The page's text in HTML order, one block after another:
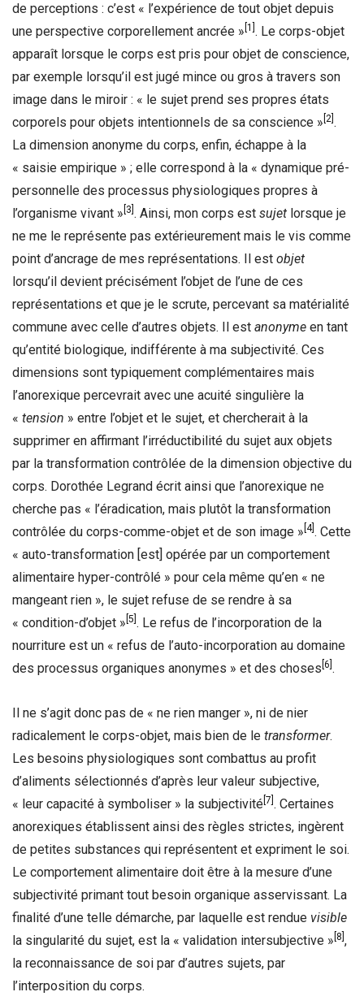
de perceptions : c’est « l’expérience de tout objet depuis
une perspective corporellement ancrée » [1] . Le corps-objet
apparaît lorsque le corps est pris pour objet de conscience,
par exemple lorsqu’il est jugé mince ou gros à travers son
image dans le miroir : « le sujet prend ses propres états
corporels pour objets intentionnels de sa conscience » [2] .
La dimension anonyme du corps, enfin, échappe à la
« saisie empirique » ; elle correspond à la « dynamique pré-
personnelle des processus physiologiques propres à
l’organisme vivant » [3] . Ainsi, mon corps est sujet lorsque je
ne me le représente pas extérieurement mais le vis comme
point d’ancrage de mes représentations. Il est objet
lorsqu’il devient précisément l’objet de l’une de ces
représentations et que je le scrute, percevant sa matérialité
commune avec celle d’autres objets. Il est anonyme en tant
qu’entité biologique, indifférente à ma subjectivité. Ces
dimensions sont typiquement complémentaires mais
l’anorexique percevrait avec une acuité singulière la
« tension » entre l’objet et le sujet, et chercherait à la
supprimer en affirmant l’irréductibilité du sujet aux objets
par la transformation contrôlée de la dimension objective du
corps. Dorothée Legrand écrit ainsi que l’anorexique ne
cherche pas « l’éradication, mais plutôt la transformation
contrôlée du corps-comme-objet et de son image » [4]. Cette
« auto-transformation [est] opérée par un comportement
alimentaire hyper-contrôlé » pour cela même qu’en « ne
mangeant rien », le sujet refuse de se rendre à sa
« condition-d’objet » [5] . Le refus de l’incorporation de la
nourriture est un « refus de l’auto-incorporation au domaine
des processus organiques anonymes » et des choses [6] .
Il ne s’agit donc pas de « ne rien manger », ni de nier
radicalement le corps-objet, mais bien de le transformer.
Les besoins physiologiques sont combattus au profit
d’aliments sélectionnés d’après leur valeur subjective,
« leur capacité à symboliser » la subjectivité [7] . Certaines
anorexiques établissent ainsi des règles strictes, ingèrent
de petites substances qui représentent et expriment le soi.
Le comportement alimentaire doit être à la mesure d’une
subjectivité primant tout besoin organique asservissant. La
finalité d’une telle démarche, par laquelle est rendue visible
la singularité du sujet, est la « validation intersubjective » [8] ,
la reconnaissance de soi par d’autres sujets, par
l’interposition du corps.